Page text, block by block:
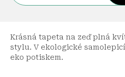
Krásná tapeta na zeď plná
stylu. V ekologické
eko potiskem.